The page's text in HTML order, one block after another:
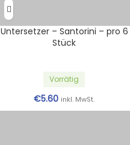
Untersetzer – Santorini – pro 6
Stück
Vorrätig
€5.60 inkl. MwSt.